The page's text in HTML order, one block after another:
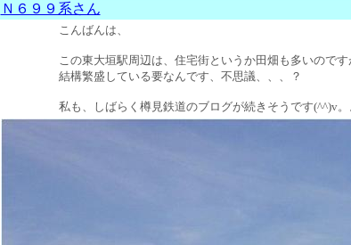
Ｎ６９９系さん
こんばんは、
この東大垣駅周辺は、住宅街というか田畑も多いので
結構繁盛している要なんです、不思議、、、？
私も、しばらく樽見鉄道のブログが続きそうです(^^)v